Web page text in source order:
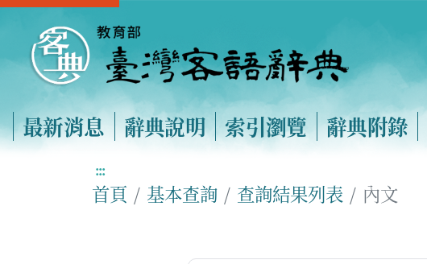
最新消息 辭典說明 索引瀏覽 辭典附錄
:::
首頁 基本查詢 查詢結果列表 內文